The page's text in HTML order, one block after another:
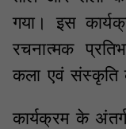
गया। इस
रचनात्मक
कला एवं संस्कृति
कार्यक्रम के